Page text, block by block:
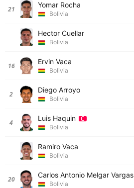
21 Yomar Rocha
Bolivia
Hector Cuellar
Bolivia
16 Ervin Vaca
Bolivia
2 Diego Arroyo
Bolivia
4 Luis Haquin
Bolivia
Ramiro Vaca
Bolivia
20 Carlos Antonio Melgar Vargas
Bolivia